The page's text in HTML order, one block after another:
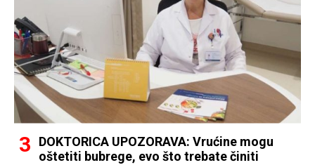
DOKTORICA UPOZORAVA: Vrućine mogu
oštetiti bubrege, evo što trebate činiti